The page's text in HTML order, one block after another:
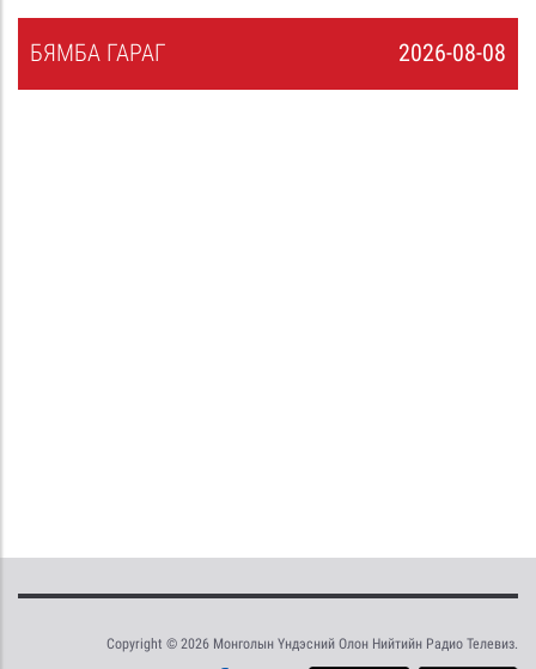
2026-08-08
БЯМБА ГАРАГ
Copyright © 2026 Монголын Үндэсний Олон Нийтийн Радио Телевиз.